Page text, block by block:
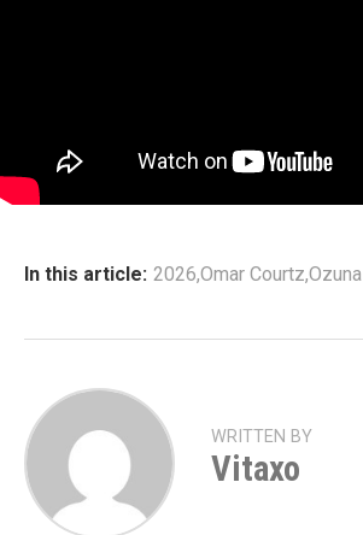
In this article: 2026,Omar Courtz,Ozuna
WRITTEN BY
Vitaxo